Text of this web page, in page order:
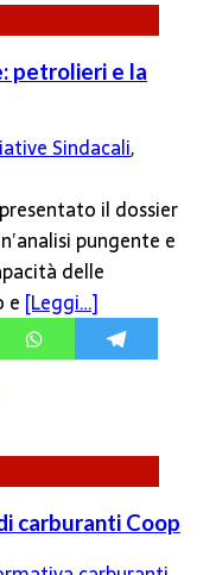
petrolieri e la
Sindacali,
il dossier
pungente e
delle
e [Leggi…]
carburanti Coop